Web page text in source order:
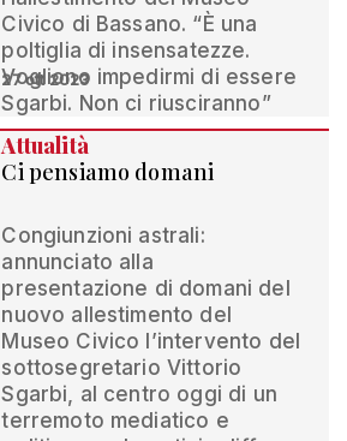
Civico di Bassano. “È una
poltiglia di insensatezze.
Vogliono impedirmi di essere
Sgarbi. Non ci riusciranno”
27 ott 2023
Attualità
Ci pensiamo domani
Congiunzioni astrali:
annunciato alla
presentazione di domani del
nuovo allestimento del
Museo Civico l’intervento del
sottosegretario Vittorio
Sgarbi, al centro oggi di un
terremoto mediatico e